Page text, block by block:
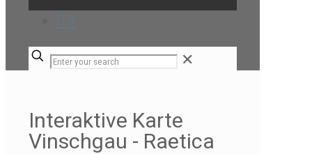
ITA
✕
Interaktive Karte
Vinschgau - Raetica